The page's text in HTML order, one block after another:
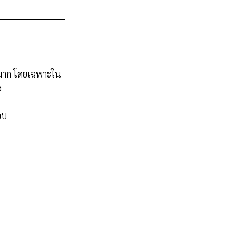
ก โดยเฉพาะใน